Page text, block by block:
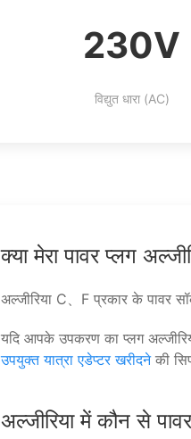
230V
विद्युत धारा (AC)
क्या मेरा पावर प्लग
अल्जीरिया C、F प्रकार के पावर
यदि आपके उपकरण का प्लग
उपयुक्त यात्रा एडेप्टर खरीदनेकी
अल्जीरिया में कौन से